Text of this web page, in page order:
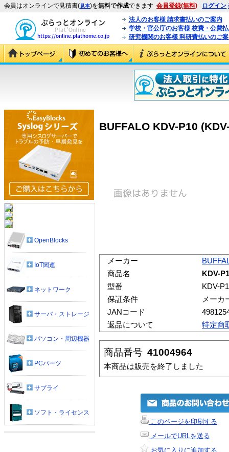
会員はオンラインで見積書(見本)を無料で作成できます 会員登録(無料) ログイン
法人のお客様 請求書払いのご案内
学校・官公庁のお客様 校費・公費
研究機関のお客様 科研費払いのご
BUFFALO KDV-P10
メーカー
商品名
KDV-
型番
KDV-
保証条件
メーカ
JANコード
返品について
特定商
商品番号 41004964
本商品は販売を終了しました
このページを印刷する
メールでURLを送る
お気に入りに追加する
OpenBlocks
IoT関連
ネットワーク
サーバ・ストレージ
パソコン・周辺機器
PCパーツ
サプライ
ソフト・ライセンス